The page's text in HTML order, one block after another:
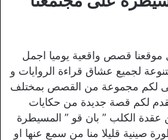
قصص واقعية يوميا اجمل
لجميع عشاق قراءة الروايات و
لكم مجموعة من القصص بمختلف
نقدم لكم قصة جديدة من حكايات
الكلب ” بان قو ” المسيطرة
صينية قليلا منا من سمع عنها او